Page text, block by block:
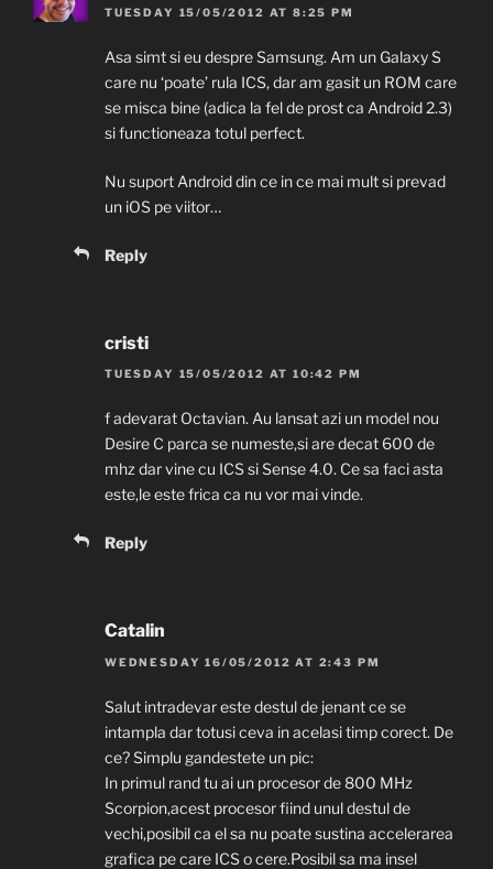
TUESDAY 15/05/2012 AT 8:25 PM
Asa simt si eu despre Samsung. Am un Galaxy S
care nu ‘poate’ rula ICS, dar am gasit un ROM care
se misca bine (adica la fel de prost ca Android 2.3)
si functioneaza totul perfect.
Nu suport Android din ce in ce mai mult si prevad
un iOS pe viitor…
Reply
cristi
TUESDAY 15/05/2012 AT 10:42 PM
f adevarat Octavian. Au lansat azi un model nou
Desire C parca se numeste,si are decat 600 de
mhz dar vine cu ICS si Sense 4.0. Ce sa faci asta
este,le este frica ca nu vor mai vinde.
Reply
Catalin
WEDNESDAY 16/05/2012 AT 2:43 PM
Salut intradevar este destul de jenant ce se
intampla dar totusi ceva in acelasi timp corect. De
ce? Simplu gandestete un pic:
In primul rand tu ai un procesor de 800 MHz
Scorpion,acest procesor fiind unul destul de
vechi,posibil ca el sa nu poate sustina accelerarea
grafica pe care ICS o cere.Posibil sa ma insel